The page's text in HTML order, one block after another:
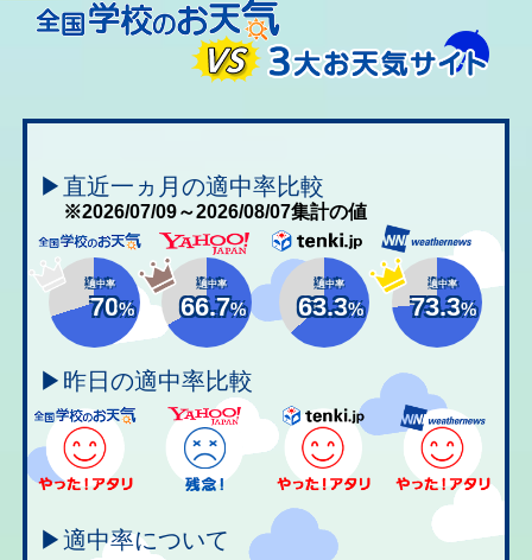
▶直近一ヵ月の適中率比較
※2026/07/09～2026/08/07集計の値
適中率
70%
適中率
66.7%
適中率
63.3%
適中率
73.3%
▶昨日の適中率比較
▶適中率について